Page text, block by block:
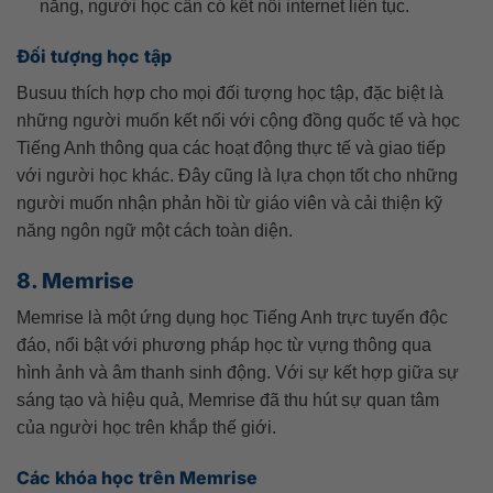
năng, người học cần có kết nối internet liên tục.
Đối tượng học tập
Busuu thích hợp cho mọi đối tượng học tập, đặc biệt là
những người muốn kết nối với cộng đồng quốc tế và học
Tiếng Anh thông qua các hoạt động thực tế và giao tiếp
với người học khác. Đây cũng là lựa chọn tốt cho những
người muốn nhận phản hồi từ giáo viên và cải thiện kỹ
năng ngôn ngữ một cách toàn diện.
8. Memrise
Memrise là một ứng dụng học Tiếng Anh trực tuyến độc
đáo, nổi bật với phương pháp học từ vựng thông qua
hình ảnh và âm thanh sinh động. Với sự kết hợp giữa sự
sáng tạo và hiệu quả, Memrise đã thu hút sự quan tâm
của người học trên khắp thế giới.
Các khóa học trên Memrise